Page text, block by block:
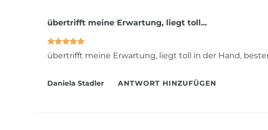
übertrifft meine Erwartung, liegt toll...
übertrifft meine Erwartung, liegt toll in der Hand,
Daniela Stadler ANTWORT HINZUFÜGEN